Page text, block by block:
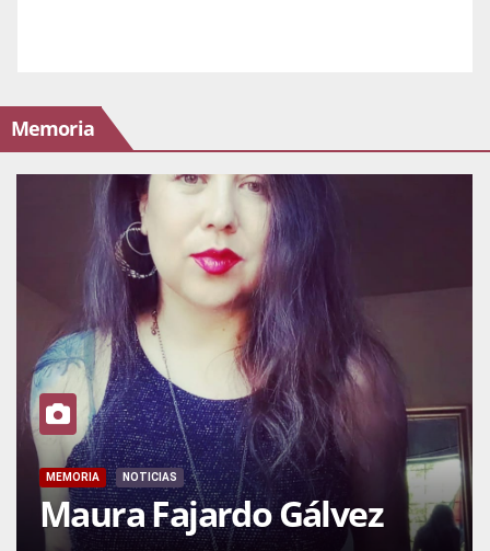
Memoria
MEMORIA NOTICIAS
Maura Fajardo Gálvez